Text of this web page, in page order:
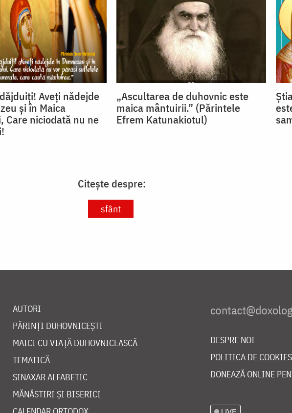
Aveţi nădejde
şi în Maica
Care niciodată nu ne
„Ascultarea de duhovnic este
maica mântuirii.” (Părintele
Efrem Katunakiotul)
Citește despre:
sfânt
AUTORI
PĂRINȚI DUHOVNICEȘTI
MAICI CU VIAȚĂ DUHOVNICEASCĂ
TEMATICĂ
SINAXAR ALFABETIC
MĂNĂSTIRI ȘI BISERICI
DESPRE NOI
POLITICA DE COOKIES
DONEAZĂ ONLINE